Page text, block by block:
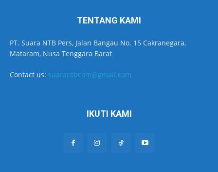
TENTANG KAMI
PT. Suara NTB Pers, Jalan Bangau No. 15 Cakranegara,
Mataram, Nusa Tenggara Barat
Contact us: suarantbcom@gmail.com
IKUTI KAMI